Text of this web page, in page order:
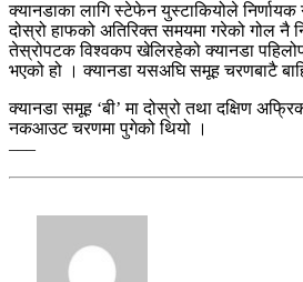
क्यानडाका लागि स्टेफेन युस्टाकियोले
दोस्रो हाफको अतिरिक्त समयमा गरेको गोल नै
तेस्रोपटक विश्वकप खेलिरहेको क्यानडा
भएको हो । क्यानडा यसअघि समूह चरणबाटै
क्यानडा समूह ‘बी’ मा दोस्रो तथा दक्षिण
नकआउट चरणमा पुगेको थियो ।
–––